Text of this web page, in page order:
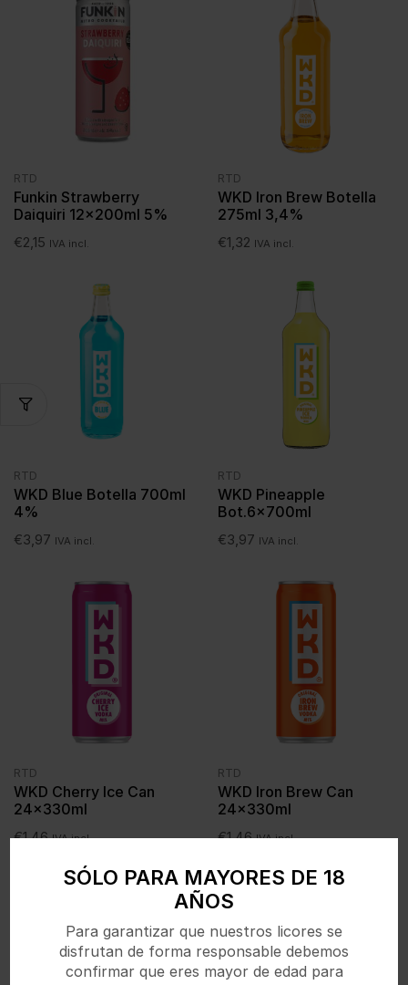
SÓLO PARA MAYORES DE 18
AÑOS
Para garantizar que nuestros licores se
disfrutan de forma responsable debemos
confirmar que eres mayor de edad para
RTD
Funkin Strawberry
Daiquiri 12x200ml 5%
€2,15 IVA incl.
RTD
WKD Iron Brew Botella
275ml 3,4%
€1,32 IVA incl.
RTD
WKD Blue Botella 700ml
4%
€3,97 IVA incl.
RTD
WKD Pineapple
Bot.6x700ml
€3,97 IVA incl.
RTD
WKD Cherry Ice Can
24x330ml
€1,46 IVA incl.
RTD
WKD Iron Brew Can
24x330ml
€1,46 IVA incl.